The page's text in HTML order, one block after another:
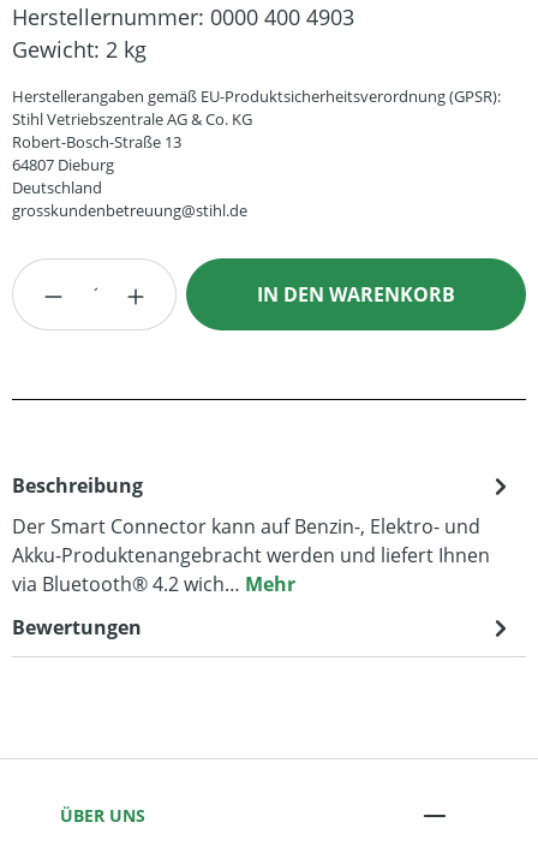
Herstellernummer: 0000 400 4903
Gewicht: 2 kg
Herstellerangaben gemäß EU-Produktsicherheitsverordnung (GPSR):
Stihl Vetriebszentrale AG & Co. KG
Robert-Bosch-Straße 13
64807 Dieburg
Deutschland
grosskundenbetreuung@stihl.de
Produkt Anzahl: Gib den gewünschten
IN DEN WARENKORB
Beschreibung
Der Smart Connector kann auf Benzin-, Elektro- und
Akku-Produktenangebracht werden und liefert Ihnen
via Bluetooth® 4.2 wich… Mehr
Bewertungen
ÜBER UNS